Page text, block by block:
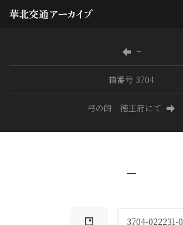
−
箱番号 3704
弓の的 徳王府にて
−
3704-022231-0